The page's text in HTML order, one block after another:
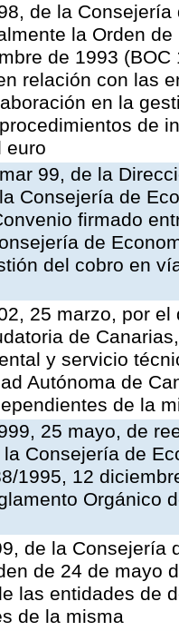
de la
la Orden
de 1993
relación con las
en la
de
euro
99, de la
Consejería de
firmado
de
del cobro en
25 marzo, por
de
y servicio
Autónoma de
de la
25 mayo, de
Consejería de
1995, 12
Orgánico
de la Consejería
de 24 de mayo
las entidades de
de la misma